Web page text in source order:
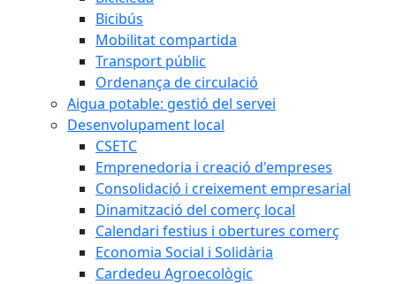
Bicibús
Mobilitat compartida
Transport públic
Ordenança de circulació
Aigua potable: gestió del servei
Desenvolupament local
CSETC
Emprenedoria i creació d'empreses
Consolidació i creixement empresarial
Dinamització del comerç local
Calendari festius i obertures comerç
Economia Social i Solidària
Cardedeu Agroecològic